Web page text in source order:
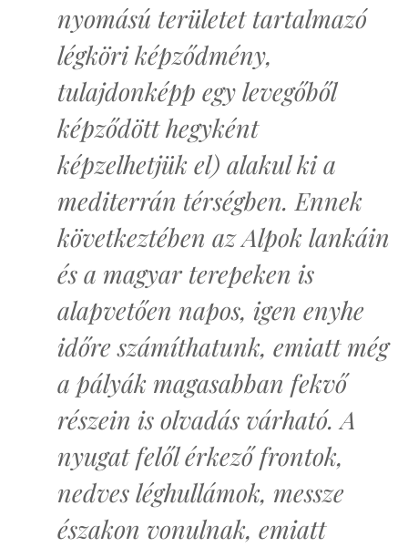
nyomású területet tartalmazó
légköri képződmény,
tulajdonképp egy levegőből
képződött hegyként
képzelhetjük el) alakul ki a
mediterrán térségben. Ennek
következtében az Alpok lankáin
és a magyar terepeken is
alapvetően napos, igen enyhe
időre számíthatunk, emiatt még
a pályák magasabban fekvő
részein is olvadás várható. A
nyugat felől érkező frontok,
nedves léghullámok, messze
északon vonulnak, emiatt